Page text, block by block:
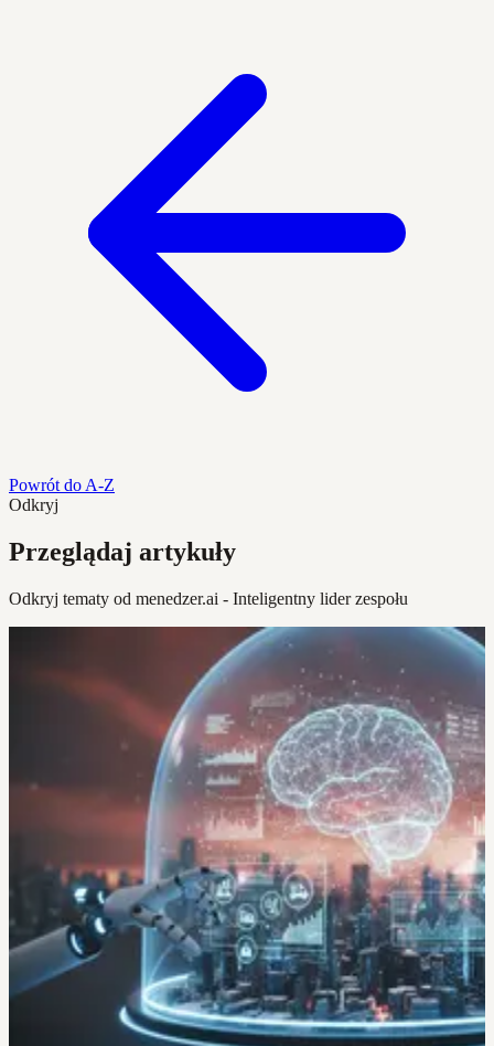
Powrót do A-Z
Odkryj
Przeglądaj artykuły
Odkryj tematy od menedzer.ai - Inteligentny lider zespołu